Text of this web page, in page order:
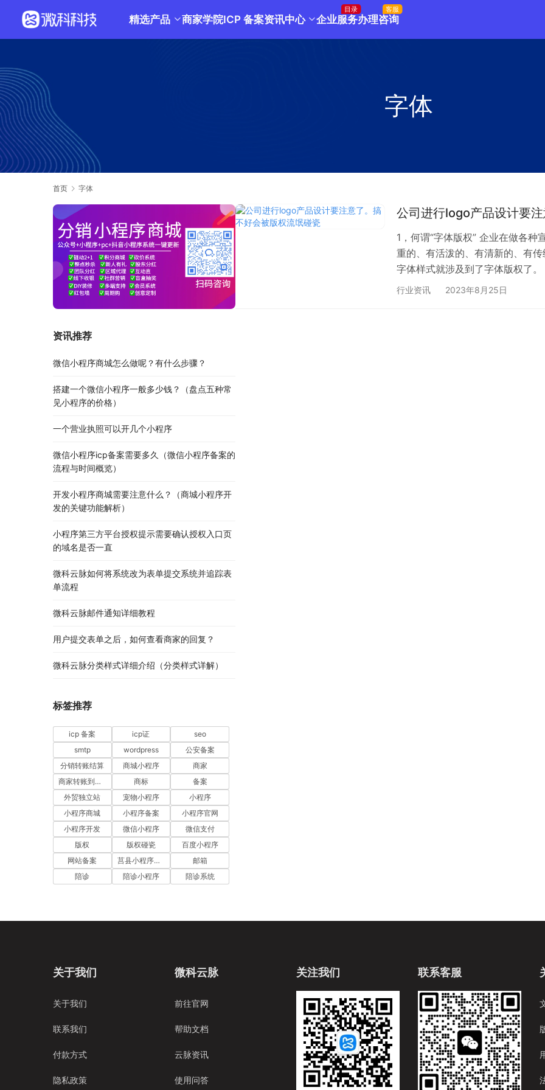
精选产品 商家学院ICP 备案资讯中心 企业服务
目录
办理咨询
客服
字体
首页 字体
公司进行logo产品设计要
1，何谓“字体版权” 企业在做各
重的、有活泼的、有清新的、有
字体样式就涉及到了字体版权了
至少商业使用不是免费的。 字体
行业资讯 2023年8月25日
资讯推荐
微信小程序商城怎么做呢？有什么步骤？
搭建一个微信小程序一般多少钱？（盘点五种常
见小程序的价格）
一个营业执照可以开几个小程序
微信小程序icp备案需要多久（微信小程序备案的
流程与时间概览）
开发小程序商城需要注意什么？（商城小程序开
发的关键功能解析）
小程序第三方平台授权提示需要确认授权入口页
的域名是否一直
微科云脉如何将系统改为表单提交系统并追踪表
单流程
微科云脉邮件通知详细教程
用户提交表单之后，如何查看商家的回复？
微科云脉分类样式详细介绍（分类样式详解）
标签推荐
icp 备案 icp证
seo
smtp
wordpress
公安备案
分销转账结算
商城小程序
商家
商家转账到零钱
商标
备案
外贸独立站
宠物小程序
小程序
小程序商城
小程序备案
小程序官网
小程序开发
微信小程序
微信支付
版权
版权碰瓷
百度小程序
网站备案
莒县小程序开发
邮箱
陪诊
陪诊小程序 陪诊系统
关于我们
关于我们
联系我们
付款方式
隐私政策
微科云脉
前往官网
帮助文档
云脉资讯
使用问答
关注我们 联系客服